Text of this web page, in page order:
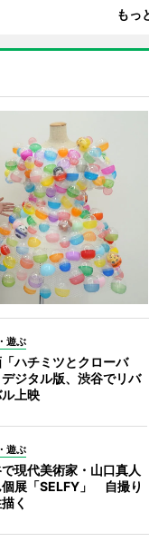
もっ
遊ぶ
ハチミツとクローバ
ジタル版、渋谷でリバ
上映
遊ぶ
現代美術家・山口真人
個展「SELFY」 自撮り
く